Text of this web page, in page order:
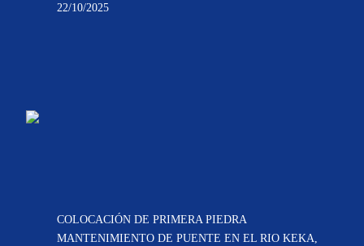
22/10/2025
COLOCACIÓN DE PRIMERA PIEDRA
MANTENIMIENTO DE PUENTE EN EL RIO KEKA,